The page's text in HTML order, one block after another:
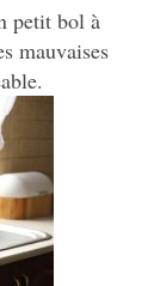
petit bol à
mauvaises